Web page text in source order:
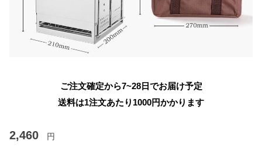
ご注文確定から7~28日でお届け予定
送料は1注文あたり 1000円かかります
2,460 円